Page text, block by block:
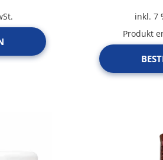
inkl. 7
Produkt